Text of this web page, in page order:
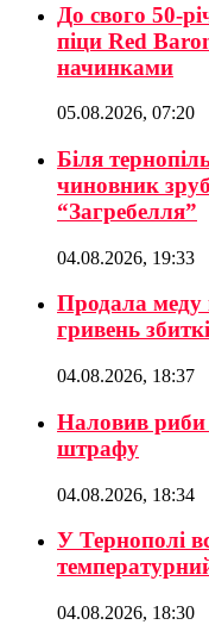
До свого 50-
піци Red
начинками
05.08.2026, 07:20
Біля
чиновник
“Загребелля”
04.08.2026, 19:33
Продала меду
гривень
04.08.2026, 18:37
Наловив риби
штрафу
04.08.2026, 18:34
У Тернополі
04.08.2026, 18:30